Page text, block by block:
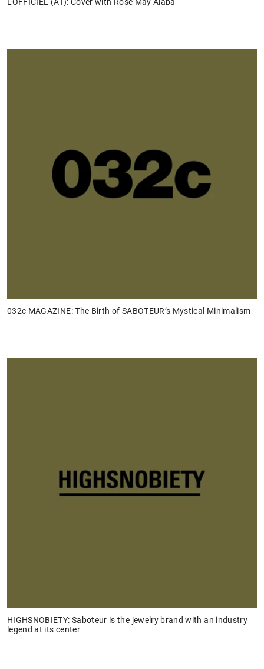
032c MAGAZINE: The Birth of SABOTEUR’s Mystical Minimalism
HIGHSNOBIETY: Saboteur is the jewelry brand with an industry
legend at its center